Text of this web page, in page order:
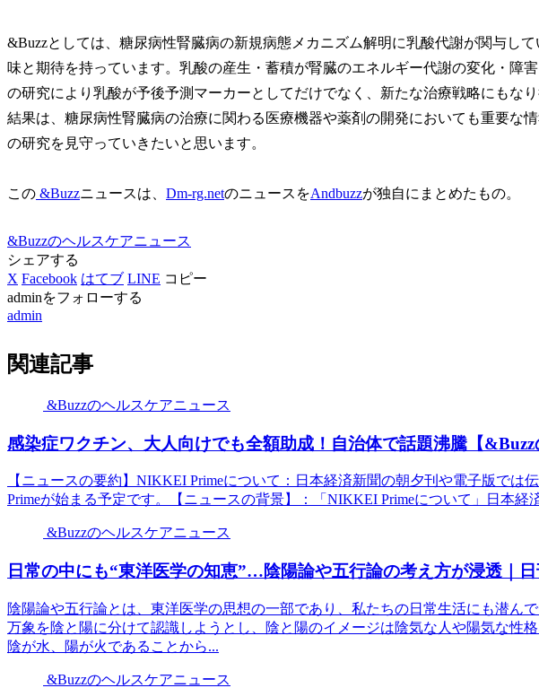
&Buzzとしては、糖尿病性腎臓病の新規病態メカニズム解明に乳酸代謝が関与し
味と期待を持っています。乳酸の産生・蓄積が腎臓のエネルギー代謝の変化・障
の研究により乳酸が予後予測マーカーとしてだけでなく、新たな治療戦略にもな
結果は、糖尿病性腎臓病の治療に関わる医療機器や薬剤の開発においても重要な
の研究を見守っていきたいと思います。
この &Buzzニュースは、 Dm-rg.netのニュースをAndbuzzが独自にまとめたもの。
&Buzzのヘルスケアニュース
シェアする
X Facebook はてブ LINE コピー
adminをフォローする
admin
関連記事
&Buzzのヘルスケアニュース
感染症ワクチン、大人向けでも全額助成！自治体で話題沸騰【&Buzz
【ニュースの要約】NIKKEI Primeについて：日本経済新聞の朝夕刊や電子版では
Primeが始まる予定です。【ニュースの背景】：「NIKKEI Primeについて」日本経
&Buzzのヘルスケアニュース
日常の中にも“東洋医学の知恵”…陰陽論や五行論の考え方が浸透｜
陰陽論や五行論とは、東洋医学の思想の一部であり、私たちの日常生活にも潜ん
万象を陰と陽に分けて認識しようとし、陰と陽のイメージは陰気な人や陽気な性
陰が水、陽が火であることから...
&Buzzのヘルスケアニュース